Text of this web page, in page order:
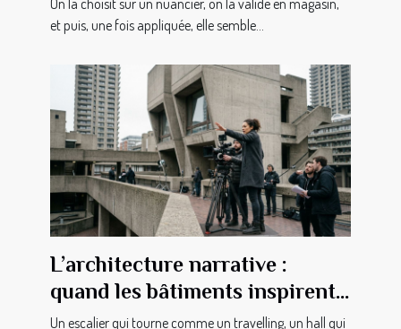
On la choisit sur un nuancier, on la valide en magasin,
et puis, une fois appliquée, elle semble...
L’architecture narrative :
quand les bâtiments inspirent
les cinéastes
Un escalier qui tourne comme un travelling, un hall qui